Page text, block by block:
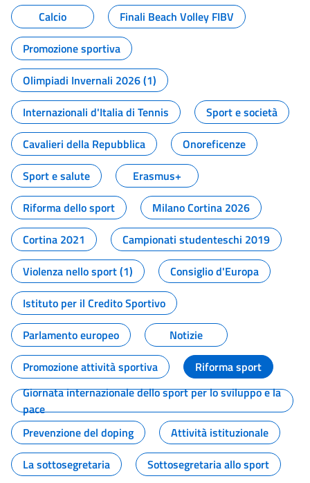
Calcio
Finali Beach Volley FIBV
Promozione sportiva
Olimpiadi Invernali 2026 (1)
Internazionali d'Italia di Tennis
Sport e società
Cavalieri della Repubblica
Onoreficenze
Sport e salute
Erasmus+
Riforma dello sport
Milano Cortina 2026
Cortina 2021
Campionati studenteschi 2019
Violenza nello sport (1)
Consiglio d'Europa
Istituto per il Credito Sportivo
Parlamento europeo
Notizie
Promozione attività sportiva
Riforma sport
Giornata internazionale dello sport per lo sviluppo e la
pace
Prevenzione del doping
Attività istituzionale
La sottosegretaria
Sottosegretaria allo sport